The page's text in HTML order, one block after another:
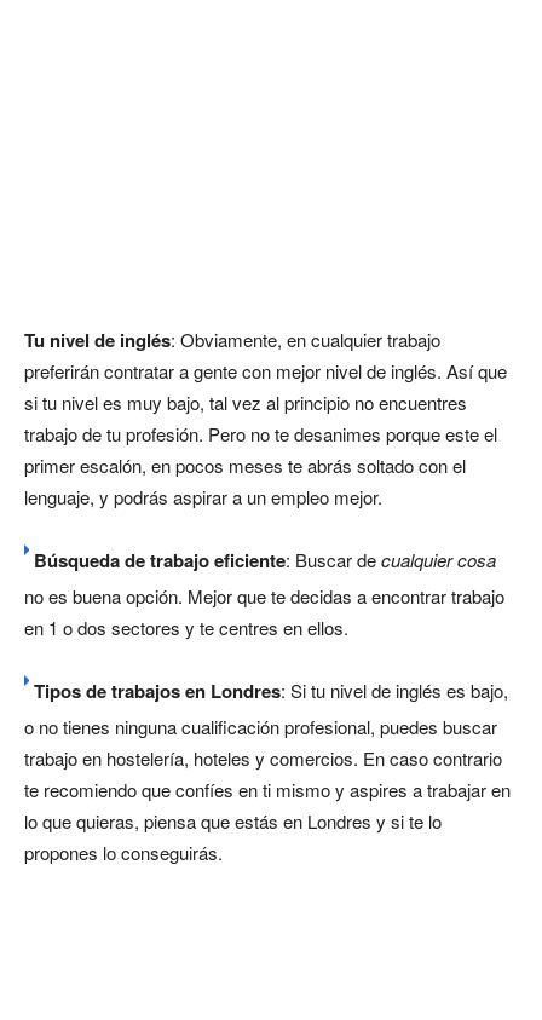
Tu nivel de inglés: Obviamente, en cualquier trabajo
preferirán contratar a gente con mejor nivel de inglés. Así que
si tu nivel es muy bajo, tal vez al principio no encuentres
trabajo de tu profesión. Pero no te desanimes porque este el
primer escalón, en pocos meses te abrás soltado con el
lenguaje, y podrás aspirar a un empleo mejor.
Búsqueda de trabajo eficiente: Buscar decualquier cosa
no es buena opción. Mejor que te decidas a encontrar trabajo
en 1 o dos sectores y te centres en ellos.
Tipos de trabajos en Londres: Si tu nivel de inglés es bajo,
o no tienes ninguna cualificación profesional, puedes buscar
trabajo en hostelería, hoteles y comercios. En caso contrario
te recomiendo que confíes en ti mismo y aspires a trabajar en
lo que quieras, piensa que estás en Londres y si te lo
propones lo conseguirás.